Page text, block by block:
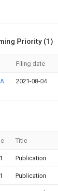
Priority (1)
Filing date
2021-08-04
Title
Publication
Publication